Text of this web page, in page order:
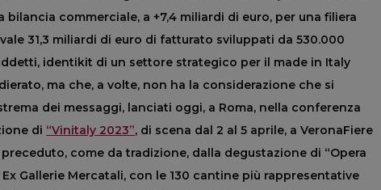
bilancia commerciale, a +7,4 miliardi di euro, per una filiera
31,3 miliardi di euro di fatturato sviluppati da 530.000
identikit di un settore strategico per il made in Italy
ma che, a volte, non ha la considerazione che si
dei messaggi, lanciati oggi, a Roma, nella conferenza
di “Vinitaly 2023”, di scena dal 2 al 5 aprile, a VeronaFiere
preceduto, come da tradizione, dalla degustazione di “Opera
Ex Gallerie Mercatali, con le 130 cantine più rappresentative